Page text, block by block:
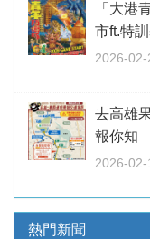
「大港
市ft.特
2026-
去高雄
報你知
2026-
熱門新聞